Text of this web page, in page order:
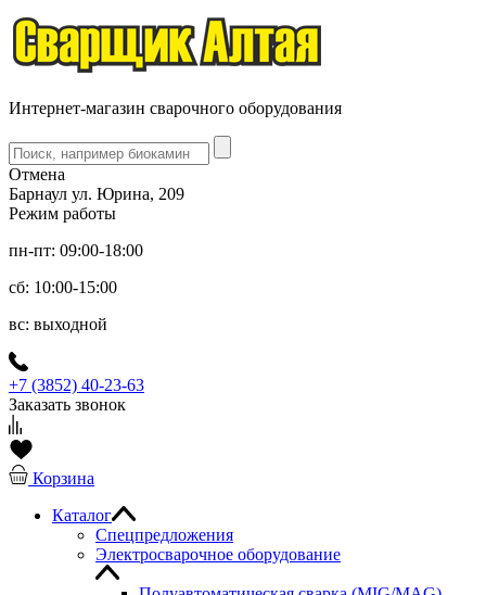
Интернет-магазин сварочного оборудования
Отмена
Барнаул ул. Юрина, 209
Режим работы
пн-пт: 09:00-18:00
сб: 10:00-15:00
вс: выходной
+7 (3852) 40-23-63
Заказать звонок
Корзина
Каталог
Спецпредложения
Электросварочное оборудование